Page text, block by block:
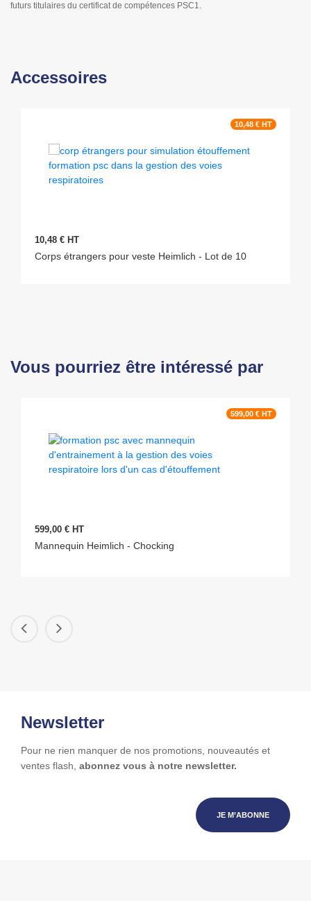
futurs titulaires du certificat de compétences PSC1.
Accessoires
10,48 € HT
10,48 € HT
Corps étrangers pour veste Heimlich - Lot de 10
Vous pourriez être intéressé par
599,00 € HT
599,00 € HT
Mannequin Heimlich - Chocking
Newsletter
Pour ne rien manquer de nos promotions, nouveautés et
ventes flash, abonnez vous à notre newsletter.
JE M’ABONNE